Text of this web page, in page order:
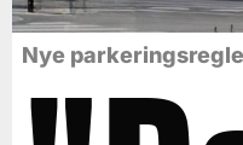
Nye